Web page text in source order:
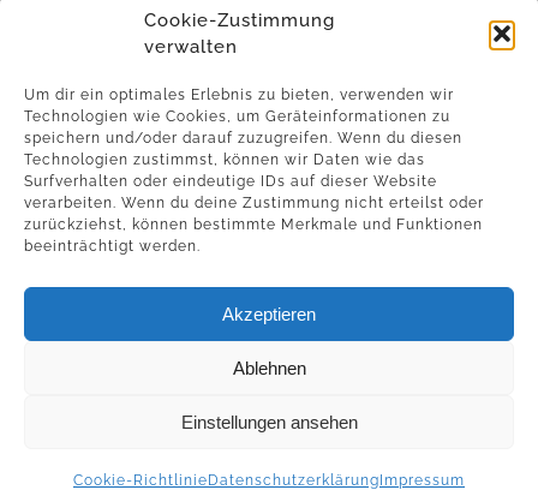
Cookie-Zustimmung
verwalten
Um dir ein optimales Erlebnis zu bieten, verwenden wir
Technologien wie Cookies, um Geräteinformationen zu
speichern und/oder darauf zuzugreifen. Wenn du diesen
Technologien zustimmst, können wir Daten wie das
Surfverhalten oder eindeutige IDs auf dieser Website
verarbeiten. Wenn du deine Zustimmung nicht erteilst oder
zurückziehst, können bestimmte Merkmale und Funktionen
beeinträchtigt werden.
Akzeptieren
Ablehnen
Einstellungen ansehen
Cookie-Richtlinie Datenschutzerklärung Impressum
FOLGT UNS IN DEN SOZIALEN MEDIEN:
DATENSCHUTZERKLÄRUNG|COOKIE-RICHTLINIE